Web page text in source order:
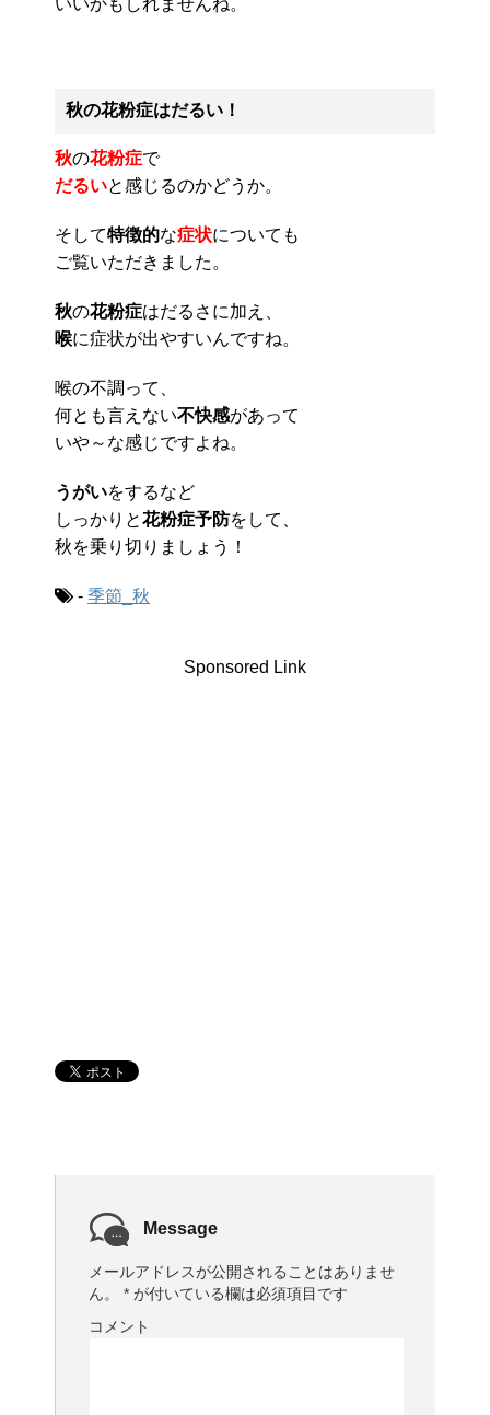
いいかもしれませんね。
秋の花粉症はだるい！
秋の花粉症で
だるいと感じるのかどうか。
そして特徴的な症状についても
ご覧いただきました。
秋の花粉症はだるさに加え、
喉に症状が出やすいんですね。
喉の不調って、
何とも言えない不快感があって
いや～な感じですよね。
うがいをするなど
しっかりと花粉症予防をして、
秋を乗り切りましょう！
- 季節_秋
Sponsored Link
Message
メールアドレスが公開されることはありませ
ん。
* が付いている欄は必須項目です
コメント